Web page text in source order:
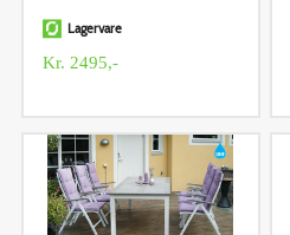
Lagervare
Kr. 2495,-